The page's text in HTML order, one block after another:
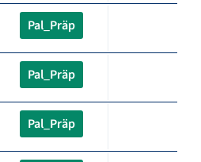
Pal_Präp
Pal_Präp
Pal_Präp